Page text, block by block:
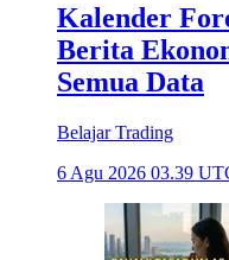
Kalender
Berita
Semua Data
Belajar Trading
6 Agu 2026 03.39